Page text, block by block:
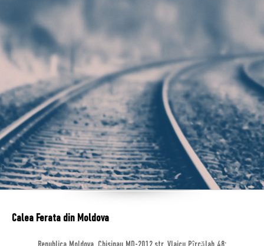
Calea Ferata din Moldova